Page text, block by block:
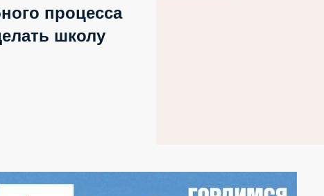
процесса
школу